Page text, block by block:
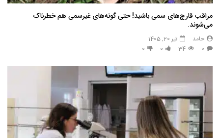
مراقب قارچ‌های سمی باشید! حتی گونه‌های غیرسمی هم خطرناک
می‌شوند.
حامد
تیر 20, 1405
0
34
0
0